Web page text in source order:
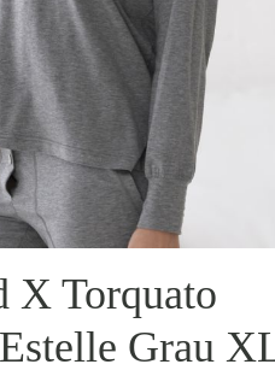
X Torquato
Grau